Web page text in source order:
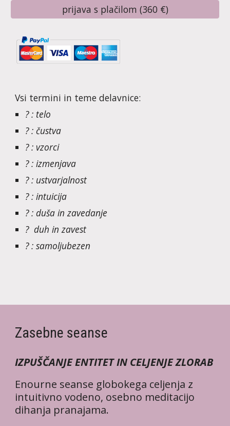
prijava s plačilom (360 €)
Vsi termini in temedelavnice:
?: telo
? : čustva
? : vzorci
? : izmenjava
?: ustvarjalnost
? : intuicija
? : duša in zavedanje
? duh in zavest
? : samoljubezen
Zasebne seanse
IZPUŠČANJE ENTITET IN CELJENJE ZLORAB
Enourne seanse globokega celjenja z
intuitivno vodeno, osebno meditacijo
dihanja pranajama.